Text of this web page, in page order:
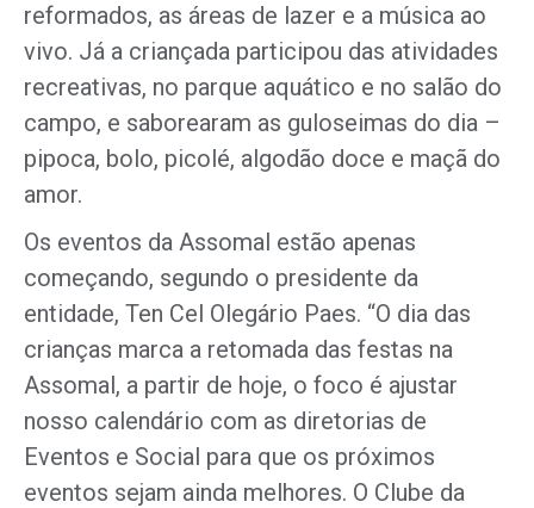
reformados, as áreas de lazer e a música ao
vivo. Já a criançada participou das atividades
recreativas, no parque aquático e no salão do
campo, e saborearam as guloseimas do dia –
pipoca, bolo, picolé, algodão doce e maçã do
amor.
Os eventos da Assomal estão apenas
começando, segundo o presidente da
entidade, Ten Cel Olegário Paes. “O dia das
crianças marca a retomada das festas na
Assomal, a partir de hoje, o foco é ajustar
nosso calendário com as diretorias de
Eventos e Social para que os próximos
eventos sejam ainda melhores. O Clube da